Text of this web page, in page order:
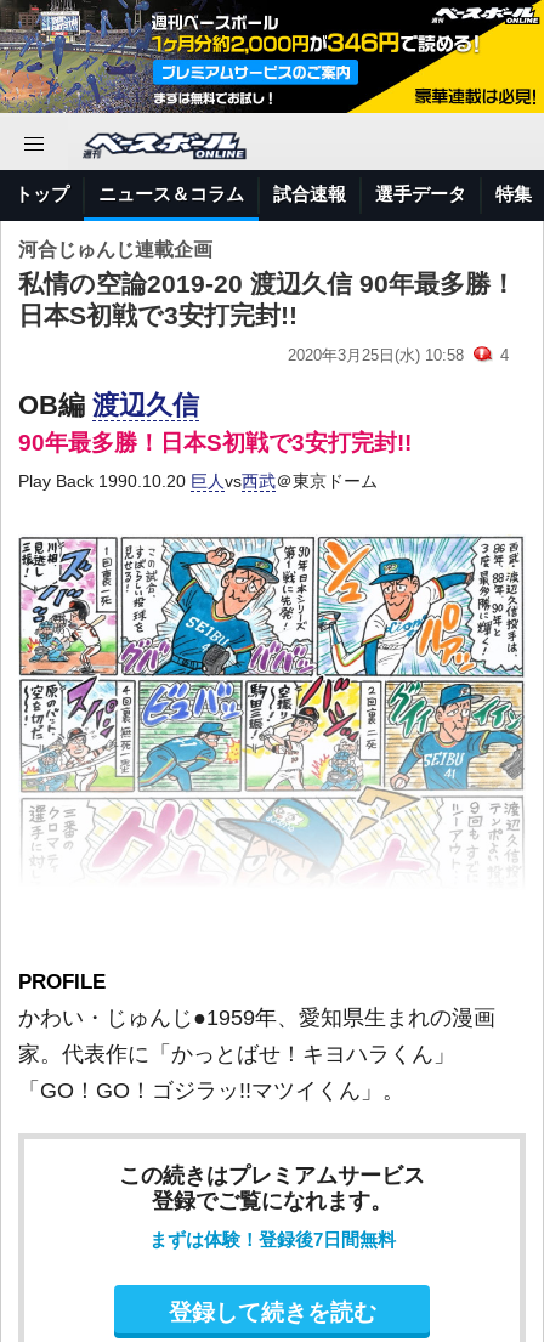
トップ ニュース＆コラム 試合速報 選手データ 特集
河合じゅんじ連載企画
私情の空論2019-20 渡辺久信 90年最多勝！
日本S初戦で3安打完封!!
2020年3月25日(水) 10:58 4
OB編 渡辺久信
90年最多勝！日本S初戦で3安打完封!!
Play Back 1990.10.20 巨人 vs西武＠東京ドーム
PROFILE
かわい・じゅんじ●1959年、愛知県生まれの漫画
家。代表作に「かっとばせ！キヨハラくん」
「GO！GO！ゴジラッ!!マツイくん」。
この続きはプレミアムサービス
登録でご覧になれます。
まずは体験！登録後7日間無料
登録して続きを読む